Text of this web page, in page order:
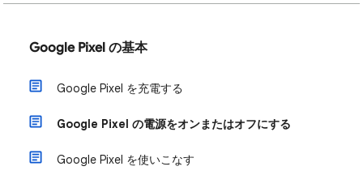
Google Pixel の基本
Google Pixel を充電する
Google Pixel の電源をオンまたはオフにする
Google Pixel を使いこなす